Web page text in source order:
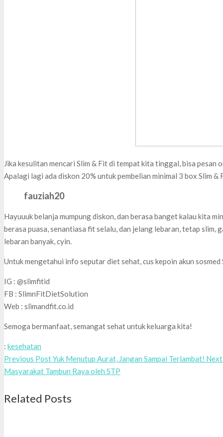
Jika kesulitan mencari Slim & Fit di tempat kita tinggal, bisa
Apalagi lagi ada diskon 20% untuk pembelian minimal 3 box Slim &
fauziah20
Hayuuuk belanja mumpung diskon, dan berasa banget kalau kita
berasa puasa, senantiasa fit selalu, dan jelang lebaran, tetap slim,
lebaran banyak, cyin.
Untuk mengetahui info seputar diet sehat, cus kepoin akun sosmed
IG : @slimfitid
FB : SlimnFitDietSolution
Web : slimandfit.co.id
Semoga bermanfaat, semangat sehat untuk keluarga kita!
: kesehatan
Previous PostYuk Menutup Aurat, Jangan Sampai Terlambat!
Masyarakat Tambun Raya oleh STP
Related Posts